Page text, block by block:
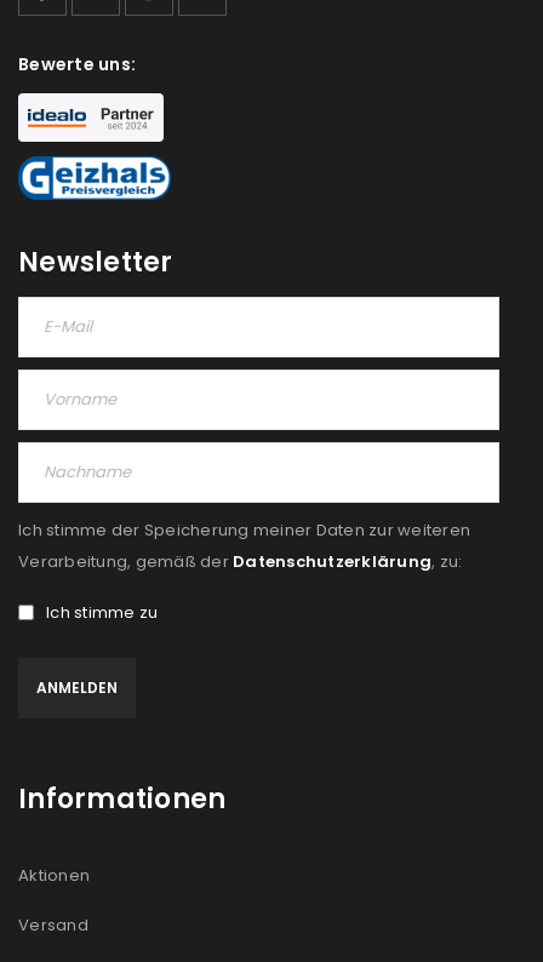
REGISTRIEREN
Bewerte uns:
Newsletter
Ich stimme der Speicherung meiner Daten zur weiteren
Verarbeitung, gemäß der Datenschutzerklärung, zu:
Ich stimme zu
Informationen
Aktionen
Versand